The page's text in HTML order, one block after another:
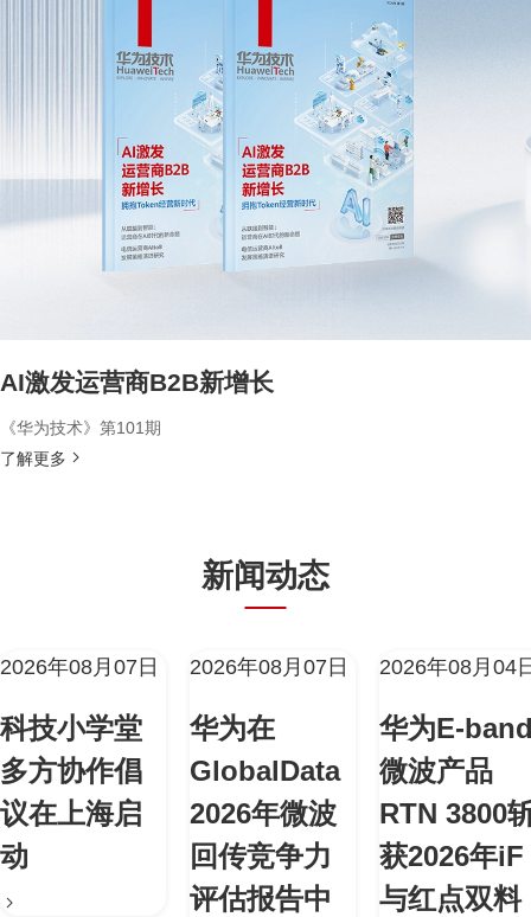
AI激发运营商B2B新增长
《华为技术》第101期
了解更多
新闻动态
2026年08月07日
科技小学堂
多方协作倡
议在上海启
动
2026年08月07日
华为在
GlobalData
2026年微波
回传竞争力
评估报告中
2026年08月04
华为E-
微波产品
RTN 3800
获2026年iF
与红点双料